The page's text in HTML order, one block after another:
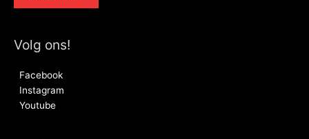
Volg ons!
Facebook
Instagram
Youtube